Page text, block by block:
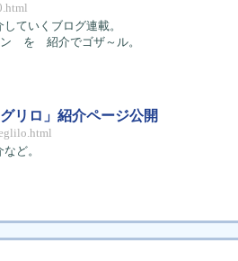
ていくブログ連載。
を 紹介でゴザ～ル。
リロ」紹介ページ公開
ど。